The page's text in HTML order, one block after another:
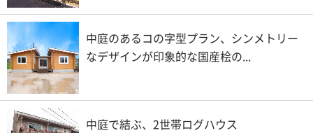
中庭のあるコの字型プラン、シンメトリー
なデザインが印象的な国産桧の...
中庭で結ぶ、2世帯ログハウス